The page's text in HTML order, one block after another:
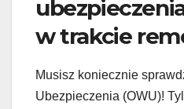
w trakcie
Musisz koniecznie
Ubezpieczenia (OWU)!